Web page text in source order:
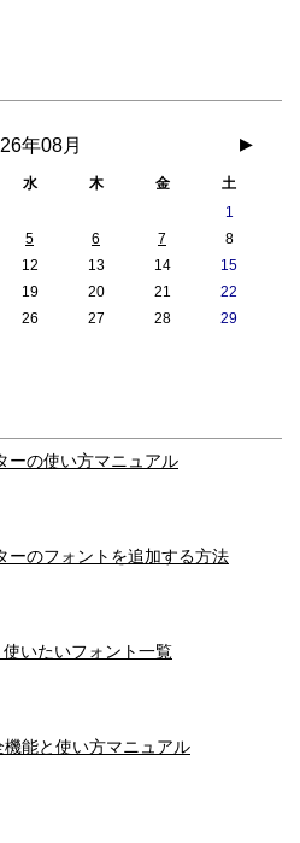
シネマティックモード
ッ
タイムラプスナイトモード
年08月 ▶
水 木 金
土
1
5 6 7
8
12 13 14
15
19 20 21
22
26 27 28
29
ーの使い方マニュアル
ーのフォントを追加する方法
いたいフォント一覧
能と使い方マニュアル